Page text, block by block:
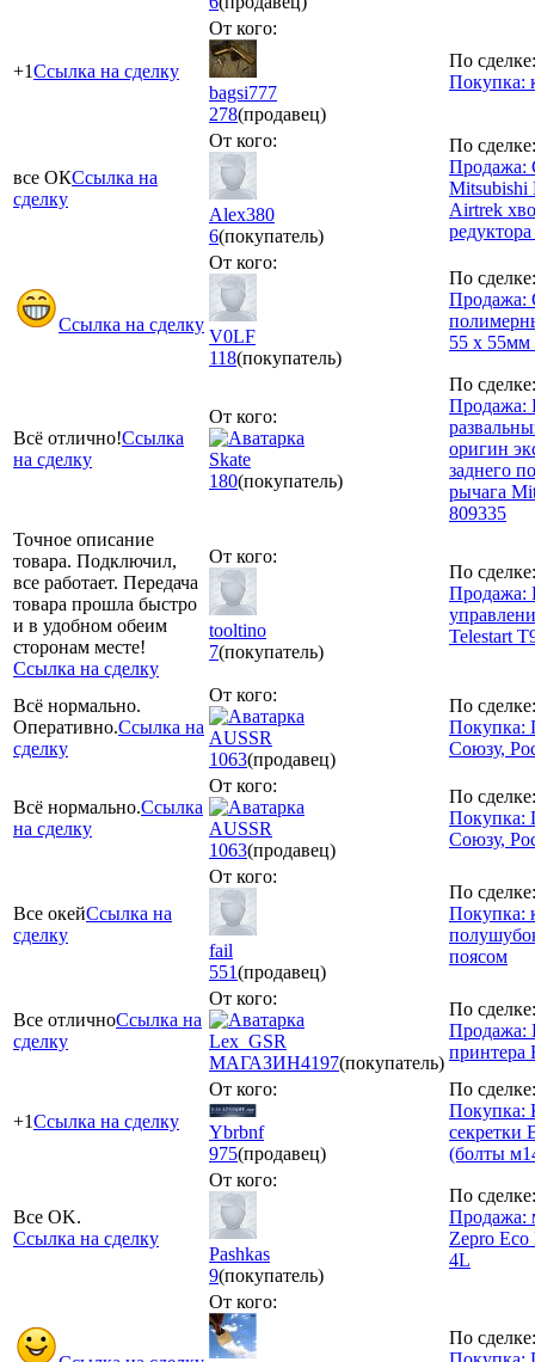
+1Ссылка на сделку
От кого:
bagsi777
278(продавец)
По сделке:
Покупка:
все ОКСсылка на
сделку
От кого:
Alex380
6(покупатель)
По сделке:
Продажа:
Mitsubishi
Airtrek
Ссылка на сделку
От кого:
V0LF
118(покупатель)
По сделке:
Продажа:
55 х
Всё отлично!Ссылка
на сделку
От кого:
Skate
180(покупатель)
По сделке:
Продажа:
оригин
заднего
рычага
809335
Точное описание
товара. Подключил,
все работает. Передача
товара прошла быстро
и в удобном обеим
сторонам месте!
Ссылка на сделку
От кого:
tooltino
7(покупатель)
По сделке:
Продажа:
Telestart
Всё нормально.
Оперативно.Ссылка на
сделку
От кого:
AUSSR
1063(продавец)
По сделке:
Покупка:
Союзу,
Всё нормально.Ссылка
на сделку
От кого:
AUSSR
1063(продавец)
По сделке:
Покупка:
Союзу,
Все окейСсылка на
сделку
От кого:
fail
551(продавец)
По сделке:
Покупка:
поясом
Все отличноСсылка на
сделку
От кого:
Lex_GSR
МАГАЗИН4197(покупатель)
По сделке:
Продажа:
принтера
+1Ссылка на сделку
От кого:
Ybrbnf
975(продавец)
По сделке:
Покупка:
секретки
(болты
Все OK.
Ссылка на сделку
От кого:
Pashkas
9(покупатель)
По сделке:
Продажа:
Zepro Eco
4L
От кого:
По сделке: